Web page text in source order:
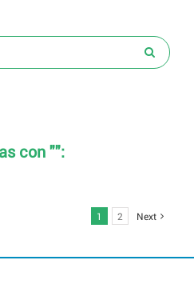
con "":
1 2 Next